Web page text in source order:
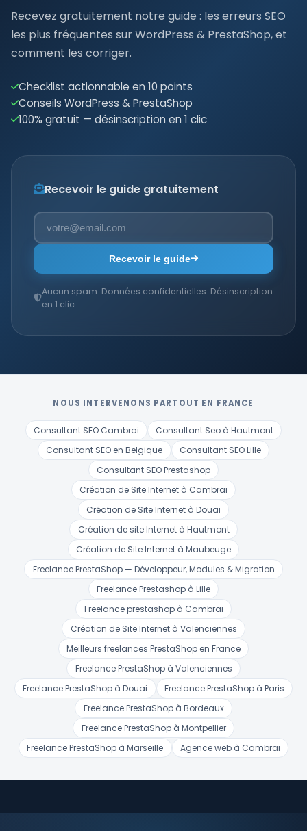
Recevez gratuitement notre guide : les erreurs SEO
les plus fréquentes sur WordPress & PrestaShop, et
comment les corriger.
Checklist actionnable en 10 points
Conseils WordPress & PrestaShop
100% gratuit — désinscription en 1 clic
Recevoir le guide gratuitement
Recevoir le guide
Aucun spam. Données confidentielles. Désinscription
en 1 clic.
NOUS INTERVENONS PARTOUT EN FRANCE
Consultant SEO Cambrai
Consultant Seo à Hautmont
Consultant SEO en Belgique
Consultant SEO Lille
Consultant SEO Prestashop
Création de Site Internet à Cambrai
Création de Site Internet à Douai
Création de site Internet à Hautmont
Création de Site Internet à Maubeuge
Freelance PrestaShop — Développeur, Modules & Migration
Freelance Prestashop à Lille
Freelance prestashop à Cambrai
Création de Site Internet à Valenciennes
Meilleurs freelances PrestaShop en France
Freelance PrestaShop à Valenciennes
Freelance PrestaShop à Douai
Freelance PrestaShop à Paris
Freelance PrestaShop à Bordeaux
Freelance PrestaShop à Montpellier
Freelance PrestaShop à Marseille
Agence web à Cambrai